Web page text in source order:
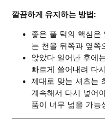
깔끔하게 유지하는 방법:
좋은 풀 턱의 핵심은
는 천을 뒤쪽과 옆쪽
앉았다 일어난 후에
빠르게 쓸어내려 다
제대로 맞는 셔츠는
계속해서 다시 넣어
품이 너무 넓을 가능